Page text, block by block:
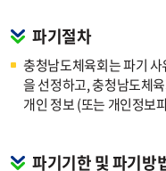
파기절차
충청남도체육회는 파기
을 선정하고, 충청남도체
개인 정보 (또는 개인정보
파기기한 및 파기방